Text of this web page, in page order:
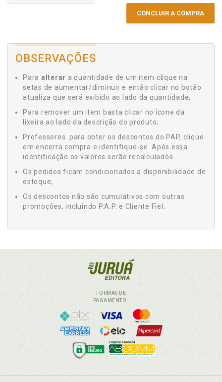
CONCLUIR A COMPRA
OBSERVAÇÕES
Para alterar a quantidade de um item clique na
setas de aumentar/diminuir e então clicar no botão
atualiza que será exibido ao lado da quantidade;
Para remover um item basta clicar no ícone da
lixeira ao lado da descrição do produto;
Professores: para obter os descontos do PAP, clique
em encerra compra e identifique-se. Após essa
identificação os valores serão recalculados.
Os pedidos ficam condicionados a disponibilidade de
estoque;
Os descontos não são cumulativos com outras
promoções, incluindo P.A.P. e Cliente Fiel.
FORMAS DE
PAGAMENTO